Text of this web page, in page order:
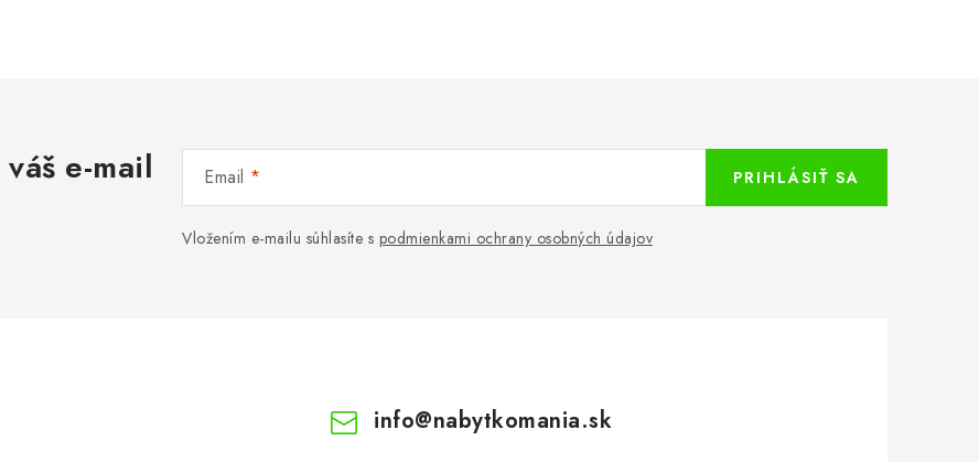
e-mail Email
Vložením e-mailu súhlasíte s podmienkami ochrany osobných údajov
PRIHLÁSIŤ SA
info@nabytkomania.sk